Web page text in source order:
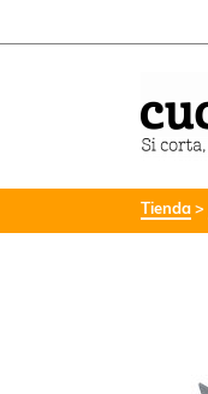
Tienda